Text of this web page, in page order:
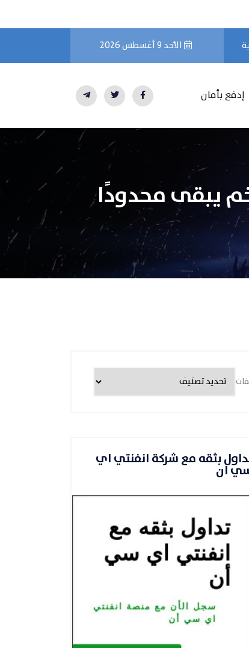
الأحد 9 أغسطس 2026
إدفع بأمان
يبقى محدودًا
بثقه مع شركة انفنتي اي
ان